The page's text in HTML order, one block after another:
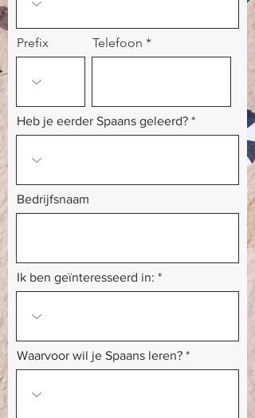
Prefix Telefoon
Heb je eerder Spaans geleerd?
Bedrijfsnaam
Ik ben geïnteresseerd in:
Waarvoor wil je Spaans leren?